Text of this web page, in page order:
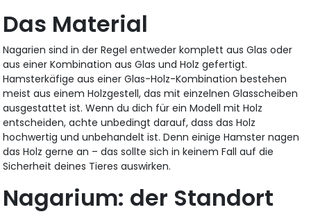
Das Material
Nagarien sind in der Regel entweder komplett aus Glas oder
aus einer Kombination aus Glas und Holz gefertigt.
Hamsterkäfige aus einer Glas-Holz-Kombination bestehen
meist aus einem Holzgestell, das mit einzelnen Glasscheiben
ausgestattet ist. Wenn du dich für ein Modell mit Holz
entscheiden, achte unbedingt darauf, dass das Holz
hochwertig und unbehandelt ist. Denn einige Hamster nagen
das Holz gerne an – das sollte sich in keinem Fall auf die
Sicherheit deines Tieres auswirken.
Nagarium: der Standort